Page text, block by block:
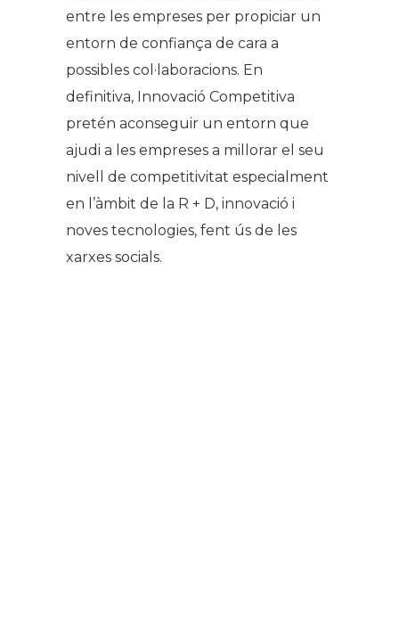
entre les empreses per propiciar un
entorn de confiança de cara a
possibles col·laboracions. En
definitiva, Innovació Competitiva
pretén aconseguir un entorn que
ajudi a les empreses a millorar el seu
nivell de competitivitat especialment
en l’àmbit de la R + D, innovació i
noves tecnologies, fent ús de les
xarxes socials.